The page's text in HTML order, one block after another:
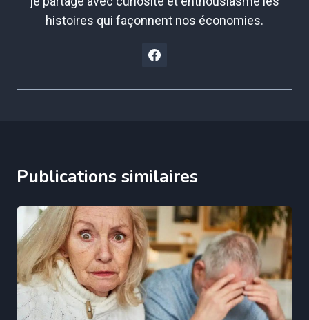
histoires qui façonnent nos économies.
Publications similaires